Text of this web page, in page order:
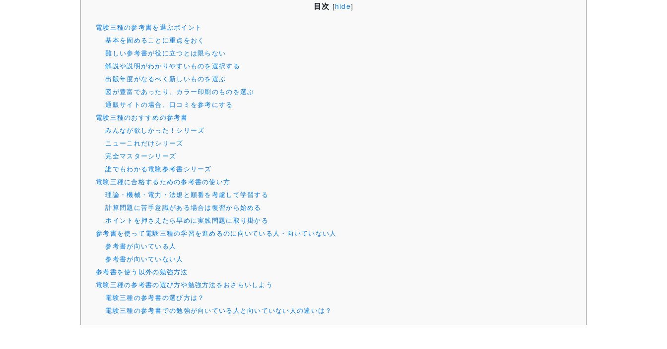
目次 [hide]
電験三種の参考書を選ぶポイント
基本を固めることに重点をおく
難しい参考書が役に立つとは限らない
解説や説明がわかりやすいものを選択する
出版年度がなるべく新しいものを選ぶ
図が豊富であったり、カラー印刷のものを選ぶ
通販サイトの場合、口コミを参考にする
電験三種のおすすめの参考書
みんなが欲しかった！シリーズ
ニューこれだけシリーズ
完全マスターシリーズ
誰でもわかる電験参考書シリーズ
電験三種に合格するための参考書の使い方
理論・機械・電力・法規と順番を考慮して学習する
計算問題に苦手意識がある場合は復習から始める
ポイントを押さえたら早めに実践問題に取り掛かる
参考書を使って電験三種の学習を進めるのに向いている人・向いていない人
参考書が向いている人
参考書が向いていない人
参考書を使う以外の勉強方法
電験三種の参考書の選び方や勉強方法をおさらいしよう
電験三種の参考書の選び方は？
電験三種の参考書での勉強が向いている人と向いていない人の違いは？